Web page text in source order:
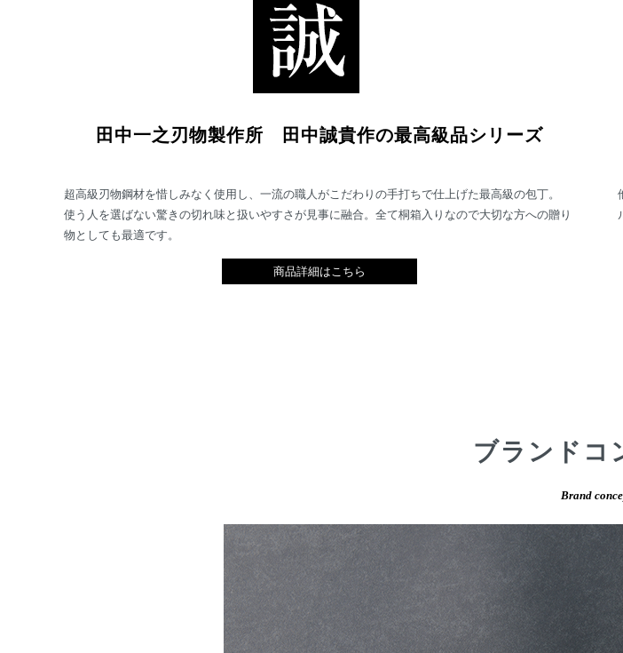
田中一之刃物製作所 田中誠貴作の最高級品シリーズ
超高級刃物鋼材を惜しみなく使用し、一流の職人がこだわりの手打ちで仕上げた最高級の包丁。
使う人を選ばない驚きの切れ味と扱いやすさが見事に融合。全て桐箱入りなので大切な方への贈り
物としても最適です。
商品詳細はこちら
ブランドコ
Brand